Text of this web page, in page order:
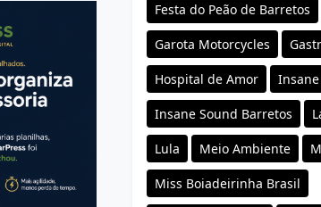
Festa do Peão de Barretos
Garota Motorcycles
Hospital de Amor
Insane Sound Barretos
Lula Meio Ambiente
Miss Boiadeirinha Brasil